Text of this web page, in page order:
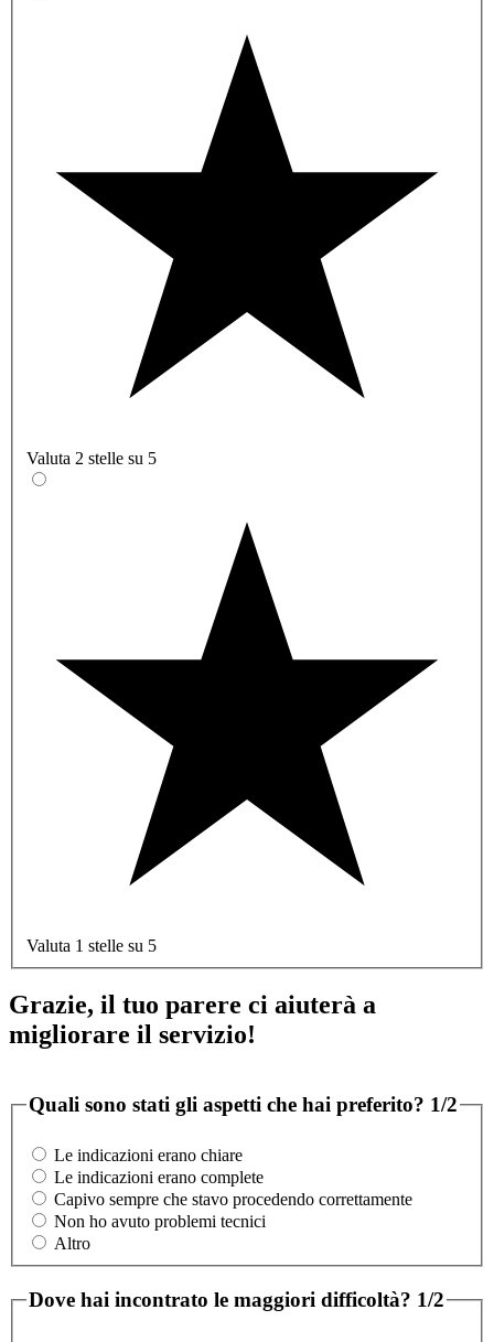
Valuta 2 stelle su 5
Valuta 1 stelle su 5
Grazie, il tuo parere ci aiuterà a
migliorare il servizio!
Quali sono stati gli aspetti che hai preferito? 1/2
Le indicazioni erano chiare
Le indicazioni erano complete
Capivo sempre che stavo procedendo correttamente
Non ho avuto problemi tecnici
Altro
Dove hai incontrato le maggiori difficoltà? 1/2